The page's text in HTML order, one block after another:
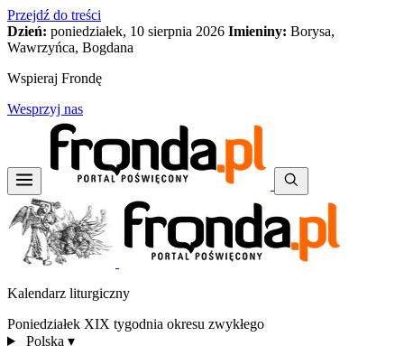
Przejdź do treści
Dzień: poniedziałek, 10 sierpnia 2026 Imieniny: Borysa,
Wawrzyńca, Bogdana
Wspieraj Frondę
Wesprzyj nas
Kalendarz liturgiczny
Poniedziałek XIX tygodnia okresu zwykłego
Polska ▾